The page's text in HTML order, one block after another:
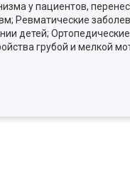
у пациентов,
Ревматические
детей;
грубой и мелкой